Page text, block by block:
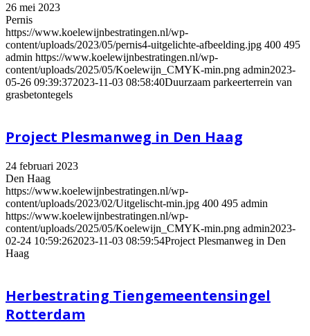
26 mei 2023
Pernis
https://www.koelewijnbestratingen.nl/wp-
content/uploads/2023/05/pernis4-uitgelichte-afbeelding.jpg 400 495
admin https://www.koelewijnbestratingen.nl/wp-
content/uploads/2025/05/Koelewijn_CMYK-min.png admin2023-
05-26 09:39:372023-11-03 08:58:40Duurzaam parkeerterrein van
grasbetontegels
Project Plesmanweg in Den Haag
24 februari 2023
Den Haag
https://www.koelewijnbestratingen.nl/wp-
content/uploads/2023/02/Uitgelischt-min.jpg 400 495 admin
https://www.koelewijnbestratingen.nl/wp-
content/uploads/2025/05/Koelewijn_CMYK-min.png admin2023-
02-24 10:59:262023-11-03 08:59:54Project Plesmanweg in Den
Haag
Herbestrating Tiengemeentensingel
Rotterdam